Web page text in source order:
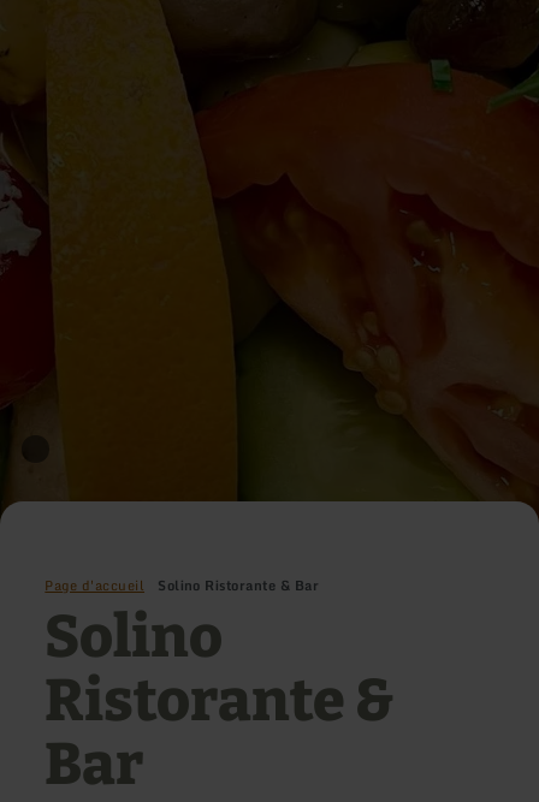
Page d'accueil Solino Ristorante & Bar
Solino
Ristorante &
Bar